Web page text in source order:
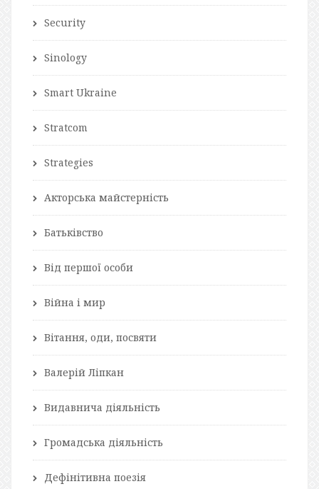
Security
Sinology
Smart Ukraine
Stratcom
Strategies
Акторська майстерність
Батьківство
Від першої особи
Війна і мир
Вітання, оди, посвяти
Валерій Ліпкан
Видавнича діяльність
Громадська діяльність
Дефінітивна поезія